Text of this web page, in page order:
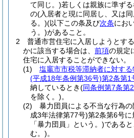
て同じ。)若しくは親族に準ず
の(入居者と現に同居し、又は
る。)(以下この条及び次条にお
う。)があること。
2
普通市営住宅に入居しようとする
かに該当する場合は、 前項の規定
住宅に入居することができない。
(1)
塩竈市市税等滞納者に対す
(平成18年条例第36号)第2条第1
納しているとき(同条例第7条第
を除く。)。
(2)
暴力団員による不当な行為
成3年法律第77号)第2条第6号に
「暴力団員」という。)であると
む。)。